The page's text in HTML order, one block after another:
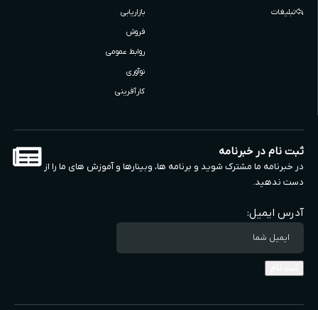
تبلیغات
بازاریابی
فروش
روابط عمومی
نوآوری
کارآفرینی
ثبت نام در خبرنامه
در خبرنامه ما مشترک شوید و برنامه ها، وبینارها و آموزش های ما را از
دست ندهید.
آدرس ایمیل: